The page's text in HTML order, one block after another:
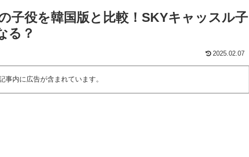
子役を韓国版と比較！SKYキャッスル子
る？
2025.02.07
事内に広告が含まれています。